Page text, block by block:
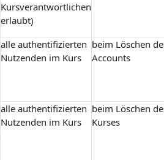
Kursverantwortlichen
erlaubt)
alle authentifizierten
Nutzenden im Kurs
beim Löschen
Accounts
alle authentifizierten
Nutzenden im Kurs
beim Löschen
Kurses